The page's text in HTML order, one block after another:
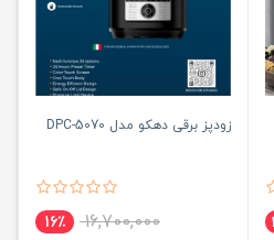
زودپز برقی دهکو مدل DPC-5070
16,700,000 16٪